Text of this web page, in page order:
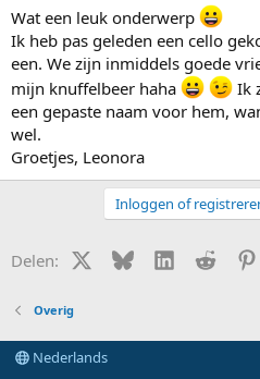
Wat een leuk onderwerp
Ik heb pas geleden een cello
een. We zijn inmiddels goede
mijn knuffelbeer haha
Ik
een gepaste naam voor hem,
wel.
Groetjes, Leonora
Inloggen of
Delen: X (Twitter)
BlueskyLinkedIn
Reddit
Overig
Nederlands